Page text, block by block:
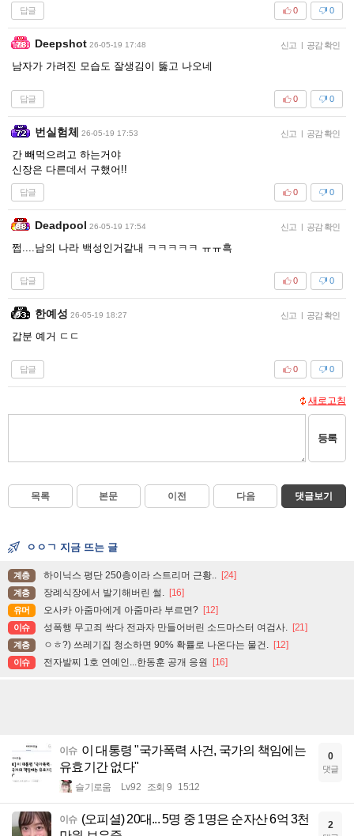
답글 0
0
Deepshot 26-05-19 17:48 신고 | 공감 확인
남자가 가려진 모습도 잘생김이 뚫고 나오네
답글 0
0
번실험체 26-05-19 17:53 신고 | 공감 확인
간 빼먹으려고 하는거야
신장은 다른데서 구했어!!
답글 0
0
Deadpool 26-05-19 17:54 신고 | 공감 확인
쩝....남의 나라 백성인거같내 ㅋㅋㅋㅋㅋ ㅠㅠ흑
답글 0
0
한예성 26-05-19 18:27 신고 | 공감 확인
갑분 예거 ㄷㄷ
답글 0
0
새로고침
등록
목록 본문 이전 다음 댓글보기
ㅇㅇㄱ 지금 뜨는 글
계층 하이닉스 평단 250층이라 스트리머 근황.. [24]
계층 장례식장에서 발기해버린 썰. [16]
유머 오사카 아줌마에게 아줌마라 부르면? [12]
이슈 성폭행 무고죄 싹다 전과자 만들어버린 소드마스터 여검사. [21]
계층 ㅇㅎ?) 쓰레기집 청소하면 90% 확률로 나온다는 물건. [12]
이슈 전자발찌 1호 연예인...한동훈 공개 응원 [16]
이슈 이 대통령 "국가폭력 사건, 국가의 책임에는
유효기간 없다"
슬기로움 Lv.92 조회 9 15:12
0
댓글
이슈 (오피셜) 20대... 5명 중 1명은 순자산 6억 3천
2